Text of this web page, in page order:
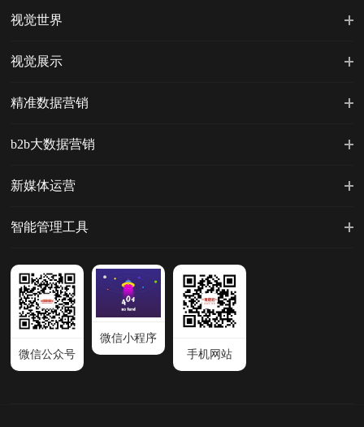
视觉世界
视觉展示
精准数据营销
b2b大数据营销
新媒体运营
智能管理工具
微信公众号
微信小程序
手机网站